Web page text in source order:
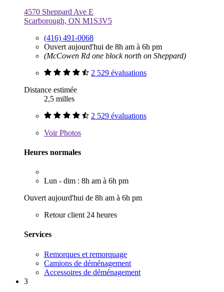
4570 Sheppard Ave E
Scarborough, ON M1S3V5
(416) 491-0068
Ouvert aujourd'hui de 8h am à 6h pm
(McCowen Rd one block north on Sheppard)
2 529 évaluations
Distance estimée
2,5 milles
2 529 évaluations
VoirPhotos
Heures normales
Lun - dim : 8h am à 6h pm
Ouvert aujourd'hui de 8h am à 6h pm
Retour client 24 heures
Services
Remorques et remorquage
Camions de déménagement
Accessoires de déménagement
3